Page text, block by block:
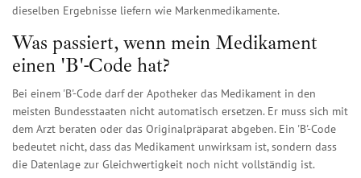
dieselben Ergebnisse liefern wie Markenmedikamente.
Was passiert, wenn mein Medikament
einen 'B'-Code hat?
Bei einem 'B'-Code darf der Apotheker das Medikament in den
meisten Bundesstaaten nicht automatisch ersetzen. Er muss sich mit
dem Arzt beraten oder das Originalpräparat abgeben. Ein 'B'-Code
bedeutet nicht, dass das Medikament unwirksam ist, sondern dass
die Datenlage zur Gleichwertigkeit noch nicht vollständig ist.